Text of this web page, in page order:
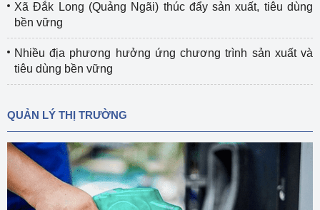
Xã Đắk Long (Quảng Ngãi) thúc đẩy sản xuất, tiêu dùng
bền vững
Nhiều địa phương hưởng ứng chương trình sản xuất và
tiêu dùng bền vững
QUẢN LÝ THỊ TRƯỜNG